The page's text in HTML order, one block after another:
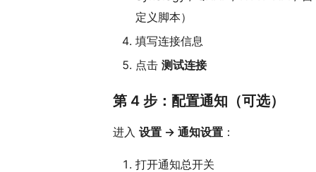
定义脚本）
填写连接信息
点击 测试连接
第 4 步：配置通知（可选）
进入 设置 → 通知设置 ：
打开通知总开关